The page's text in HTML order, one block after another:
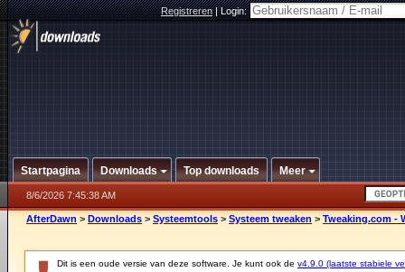
Registreren|Login:
Startpagina Downloads Top downloads Meer
8/6/2026 7:45:38 AM
AfterDawn > Downloads > Systeemtools > Systeem tweaken > Tweaking.com -
Dit is een oude versie van deze software. Je kunt ook de v4.9.0 (laatste stabiele